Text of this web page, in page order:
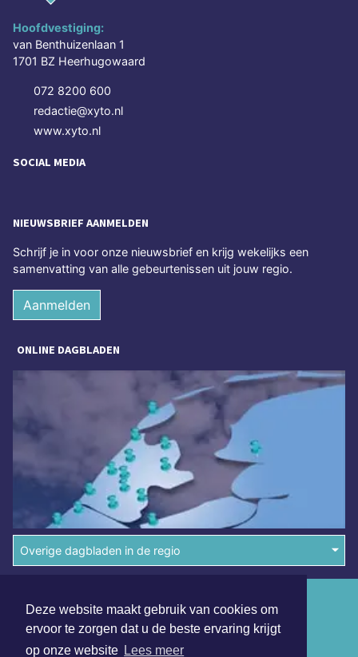
Deze website maakt gebruik van cookies om
ervoor te zorgen dat u de beste ervaring krijgt
op onze website Lees meer
Hoofdvestiging:
van Benthuizenlaan 1
1701 BZ Heerhugowaard
072 8200 600
redactie@xyto.nl
www.xyto.nl
SOCIAL MEDIA
NIEUWSBRIEF AANMELDEN
Schrijf je in voor onze nieuwsbrief en krijg wekelijks een
samenvatting van alle gebeurtenissen uit jouw regio.
Aanmelden
ONLINE DAGBLADEN
Overige dagbladen in de regio
Disclaimer